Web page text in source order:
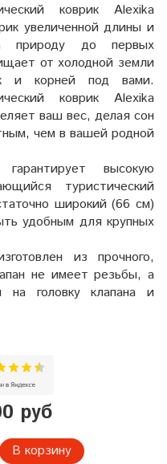
коврик Alexika
увеличенной длины и
до первых
от холодной земли
и корней под вами.
коврик Alexika
ваш вес, делая сон
чем в вашей родной
высокую
туристический
широкий (66 см)
удобным для крупных
из прочного,
не имеет резьбы, а
на головку клапана и
руб
В корзину